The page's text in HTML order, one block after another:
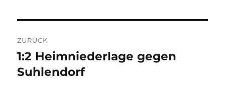
ZURÜCK
Vorheriger
Beitrag:
1:2 Heimniederlage gegen
Suhlendorf